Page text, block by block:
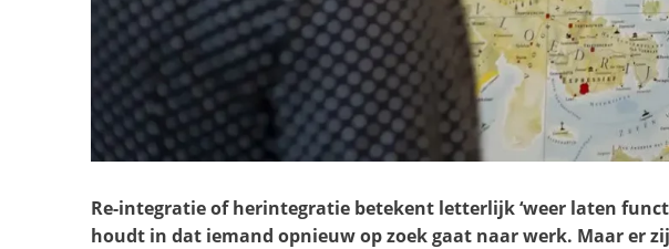
Re-integratie of herintegratie betekent letterlijk ‘weer laten
houdt in dat iemand opnieuw op zoek gaat naar werk. Maar er